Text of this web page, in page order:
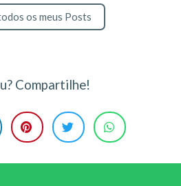
os meus Posts
Compartilhe!